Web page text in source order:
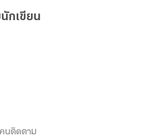
กเขียน
คนติดตาม